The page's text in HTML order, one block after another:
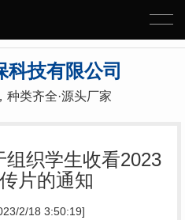
科技有限公司
种类齐全·源头厂家
织学生收看2023
片的通知
2/18 3:50:19]